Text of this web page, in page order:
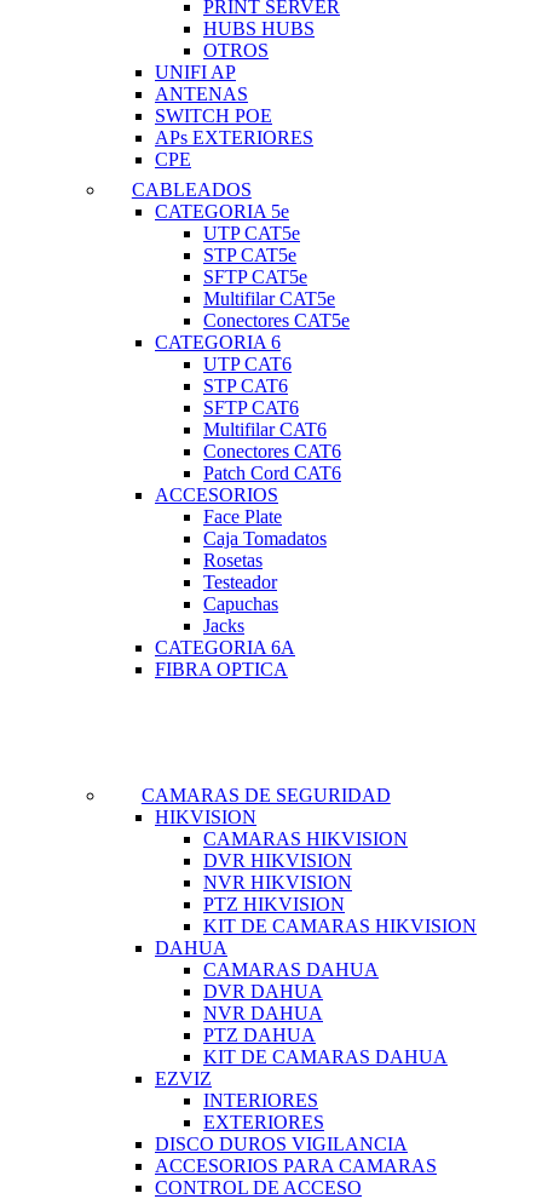
PRINT SERVER
HUBS HUBS
OTROS
UNIFI AP
ANTENAS
SWITCH POE
APs EXTERIORES
CPE
CABLEADOS
CATEGORIA 5e
UTP CAT5e
STP CAT5e
SFTP CAT5e
Multifilar CAT5e
Conectores CAT5e
CATEGORIA 6
UTP CAT6
STP CAT6
SFTP CAT6
Multifilar CAT6
Conectores CAT6
Patch Cord CAT6
ACCESORIOS
Face Plate
Caja Tomadatos
Rosetas
Testeador
Capuchas
Jacks
CATEGORIA 6A
FIBRA OPTICA
CAMARAS DE SEGURIDAD
HIKVISION
CAMARAS HIKVISION
DVR HIKVISION
NVR HIKVISION
PTZ HIKVISION
KIT DE CAMARAS HIKVISION
DAHUA
CAMARAS DAHUA
DVR DAHUA
NVR DAHUA
PTZ DAHUA
KIT DE CAMARAS DAHUA
EZVIZ
INTERIORES
EXTERIORES
DISCO DUROS VIGILANCIA
ACCESORIOS PARA CAMARAS
CONTROL DE ACCESO